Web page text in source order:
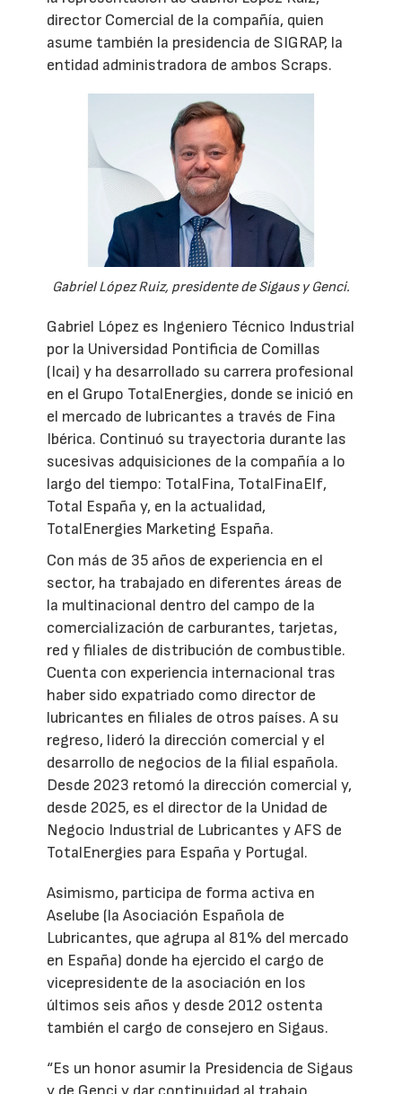
director Comercial de la compañía, quien
asume también la presidencia de SIGRAP, la
entidad administradora de ambos Scraps.
Gabriel López Ruiz, presidente de Sigaus y Genci.
Gabriel López es Ingeniero Técnico Industrial
por la Universidad Pontificia de Comillas
(Icai) y ha desarrollado su carrera profesional
en el Grupo TotalEnergies, donde se inició en
el mercado de lubricantes a través de Fina
Ibérica. Continuó su trayectoria durante las
sucesivas adquisiciones de la compañía a lo
largo del tiempo: TotalFina, TotalFinaElf,
Total España y, en la actualidad,
TotalEnergies Marketing España.
Con más de 35 años de experiencia en el
sector, ha trabajado en diferentes áreas de
la multinacional dentro del campo de la
comercialización de carburantes, tarjetas,
red y filiales de distribución de combustible.
Cuenta con experiencia internacional tras
haber sido expatriado como director de
lubricantes en filiales de otros países. A su
regreso, lideró la dirección comercial y el
desarrollo de negocios de la filial española.
Desde 2023 retomó la dirección comercial y,
desde 2025, es el director de la Unidad de
Negocio Industrial de Lubricantes y AFS de
TotalEnergies para España y Portugal.
Asimismo, participa de forma activa en
Aselube (la Asociación Española de
Lubricantes, que agrupa al 81% del mercado
en España) donde ha ejercido el cargo de
vicepresidente de la asociación en los
últimos seis años y desde 2012 ostenta
también el cargo de consejero en Sigaus.
“Es un honor asumir la Presidencia de Sigaus